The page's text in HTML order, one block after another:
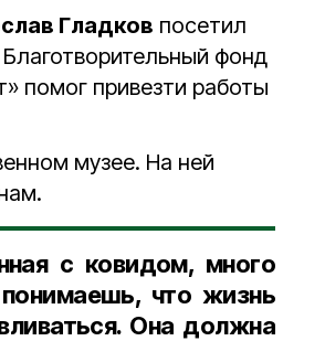
Гладков посетил
Благотворительный фонд
помог привезти работы
музее. На ней
с ковидом, много
что жизнь
Она должна